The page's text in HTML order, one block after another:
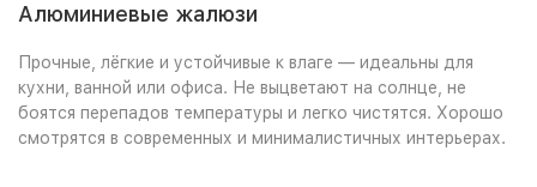
Алюминиевые жалюзи
Прочные, лёгкие и устойчивые к влаге — идеальны для
кухни, ванной или офиса. Не выцветают на солнце, не
боятся перепадов температуры и легко чистятся. Хорошо
смотрятся в современных и минималистичных интерьерах.